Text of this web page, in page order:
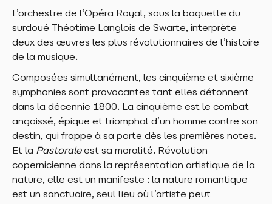
RÉSERVER
RÉSERVER
RÉSERVER
L’orchestre de l’Opéra Royal, sous la baguette du
surdoué Théotime Langlois de Swarte, interprète
deux des œuvres les plus révolutionnaires de l’histoire
de la musique.
Composées simultanément, les cinquième et sixième
symphonies sont provocantes tant elles détonnent
dans la décennie 1800. La cinquième est le combat
angoissé, épique et triomphal d’un homme contre son
destin, qui frappe à sa porte dès les premières notes.
Et la Pastoraleest sa moralité. Révolution
copernicienne dans la représentation artistique de la
nature, elle est un manifeste : la nature romantique
est un sanctuaire, seul lieu où l’artiste peut